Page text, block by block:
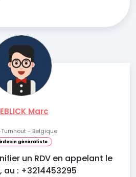
Marc
- Belgique
généraliste
un RDV en appelant le
au : +3214453295